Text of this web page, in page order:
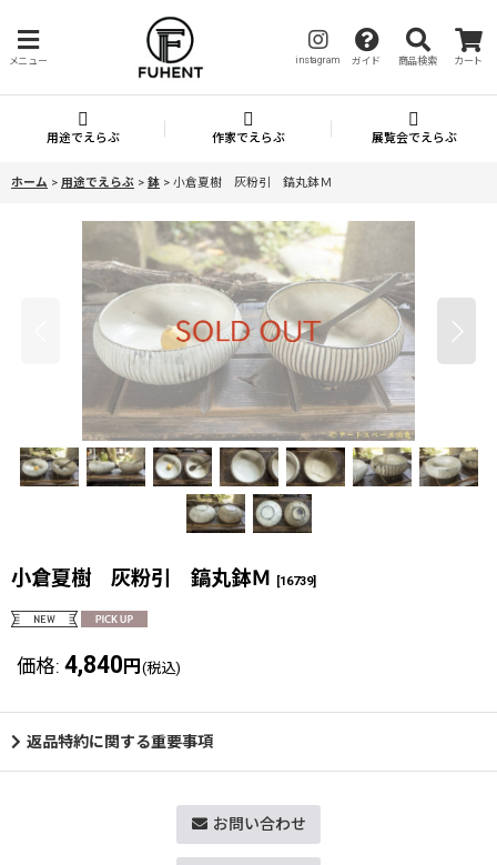
メニュー instagram ガイド 商品検索 カート
用途でえらぶ 作家でえらぶ 展覧会でえらぶ
ホーム > 用途でえらぶ > 鉢 > 小倉夏樹 灰粉引 鎬丸鉢Ｍ
小倉夏樹 灰粉引 鎬丸鉢Ｍ [16739]
価格: 4,840 円 (税込)
返品特約に関する重要事項
お問い合わせ